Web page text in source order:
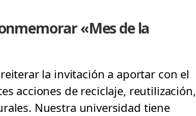
«Mes de la
la invitación a aportar con el
acciones de reciclaje, reutilización,
Nuestra universidad tiene